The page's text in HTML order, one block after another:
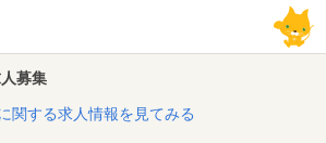
募集
関する求人情報を見てみる